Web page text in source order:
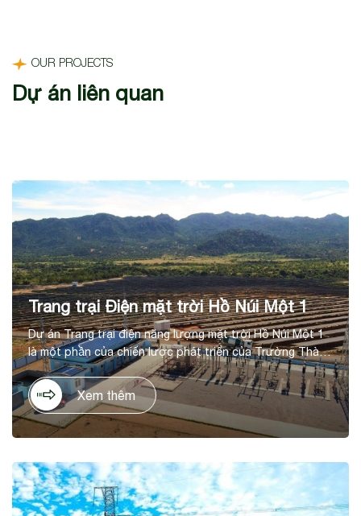
OUR PROJECTS
Dự án liên quan
Trang trại Điện mặt trời Hồ Núi Một 1
Dự án Trang trại điện năng lượng mặt trời Hồ Núi Một 1
là một phần của chiến lược phát triển của Trường Thành
trong lĩnh vực năng lượng tái tạo, tại huyện Thuận Nam,
tỉnh Ninh Thuận. Dự án có tổng mức đầu tư là 1.036 tỷ
đồng, trên diện tích 60ha, với công suất thiết kế 50 MWp,
cho sản lượng điện dự kiến hằng năm 90 KWh/năm.
Xem thêm